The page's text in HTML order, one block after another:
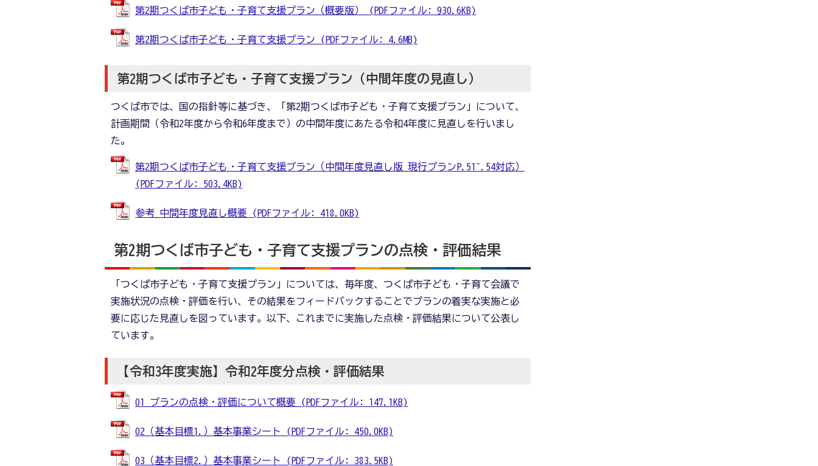
第2期つくば市子ども・子育て支援プラン（概要版） (PDFファイル: 930.6KB)
第2期つくば市子ども・子育て支援プラン (PDFファイル: 4.6MB)
第2期つくば市子ども・子育て支援プラン（中間年度の見直し）
つくば市では、国の指針等に基づき、「第2期つくば市子ども・子育て支援プラン」について、
計画期間（令和2年度から令和6年度まで）の中間年度にあたる令和4年度に見直しを行いまし
た。
第2期つくば市子ども・子育て支援プラン（中間年度見直し版_現行プランP.51~.54対応）
(PDFファイル: 503.4KB)
参考_中間年度見直し概要 (PDFファイル: 418.0KB)
第2期つくば市子ども・子育て支援プランの点検・評価結果
「つくば市子ども・子育て支援プラン」については、毎年度、つくば市子ども・子育て会議で
実施状況の点検・評価を行い、その結果をフィードバックすることでプランの着実な実施と必
要に応じた見直しを図っています。以下、これまでに実施した点検・評価結果について公表し
ています。
【令和3年度実施】令和2年度分点検・評価結果
01 プランの点検・評価について概要 (PDFファイル: 147.1KB)
02（基本目標1.）基本事業シート (PDFファイル: 450.0KB)
03（基本目標2.）基本事業シート (PDFファイル: 383.5KB)